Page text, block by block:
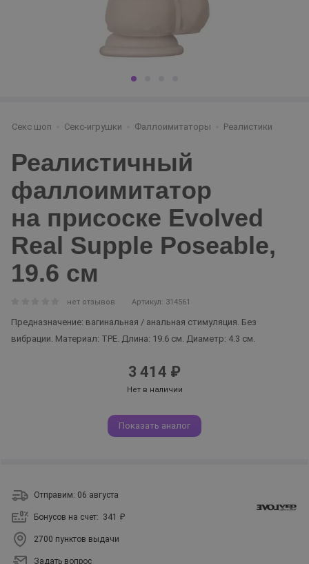
Секс шоп Секс-игрушки Фаллоимитаторы Реалистики
Реалистичный
фаллоимитатор
на присоске Evolved
Real Supple Poseable,
19.6 см
нет отзывов Артикул: 314561
Предназначение: вагинальная / анальная стимуляция. Без
вибрации. Материал: TPE. Длина: 19.6 см. Диаметр: 4.3 см.
3 414 ₽
Нет в наличии
Показать аналог
Отправим: 06 августа
Бонусов на счет: 341 ₽
2700 пунктов выдачи
Задать вопрос